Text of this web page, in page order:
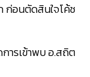
ก่อนตัดสินใจโค้ช
การเข้าพบ อ.สถิต